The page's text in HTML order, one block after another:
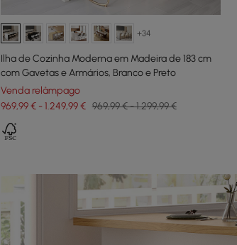
+34
Ilha de Cozinha Moderna em Madeira de 183 cm
com Gavetas e Armários, Branco e Preto
Venda relâmpago
969,99 € - 1.249,99 € 969,99 € - 1.299,99 €